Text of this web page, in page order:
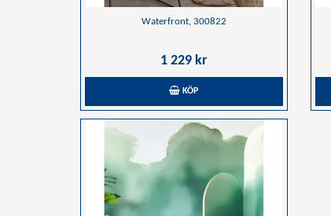
Waterfront, 300822
1 229 kr
KÖP